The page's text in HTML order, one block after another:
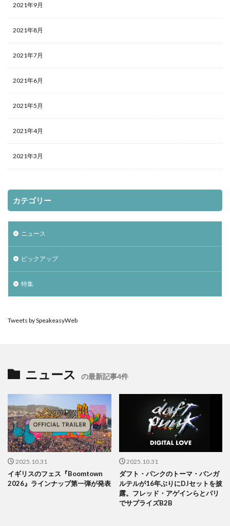
2021年9月
2021年8月
2021年7月
2021年6月
2021年5月
2021年4月
2021年3月
カテゴリー
ニュース
ピックアップ
特集
Tweets by SpeakeasyWeb
ニュース の最新記事4件
2025.10.31
イギリスのフェス『Boomtown
2026』ラインナップ第一弾が発表
2025.10.31
ダフト・パンクのトーマ・バンガ
ルテルが16年ぶりにDJセットを披
露。フレッド・アゲインらとパリ
でサプライズB2B